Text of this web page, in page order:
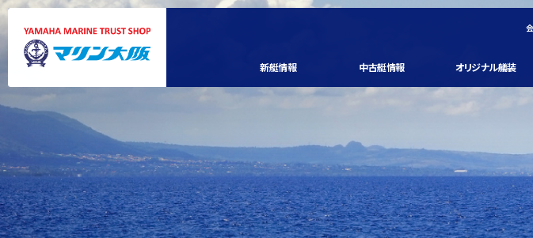
新艇情報 中古艇情報 オリジナル艤装